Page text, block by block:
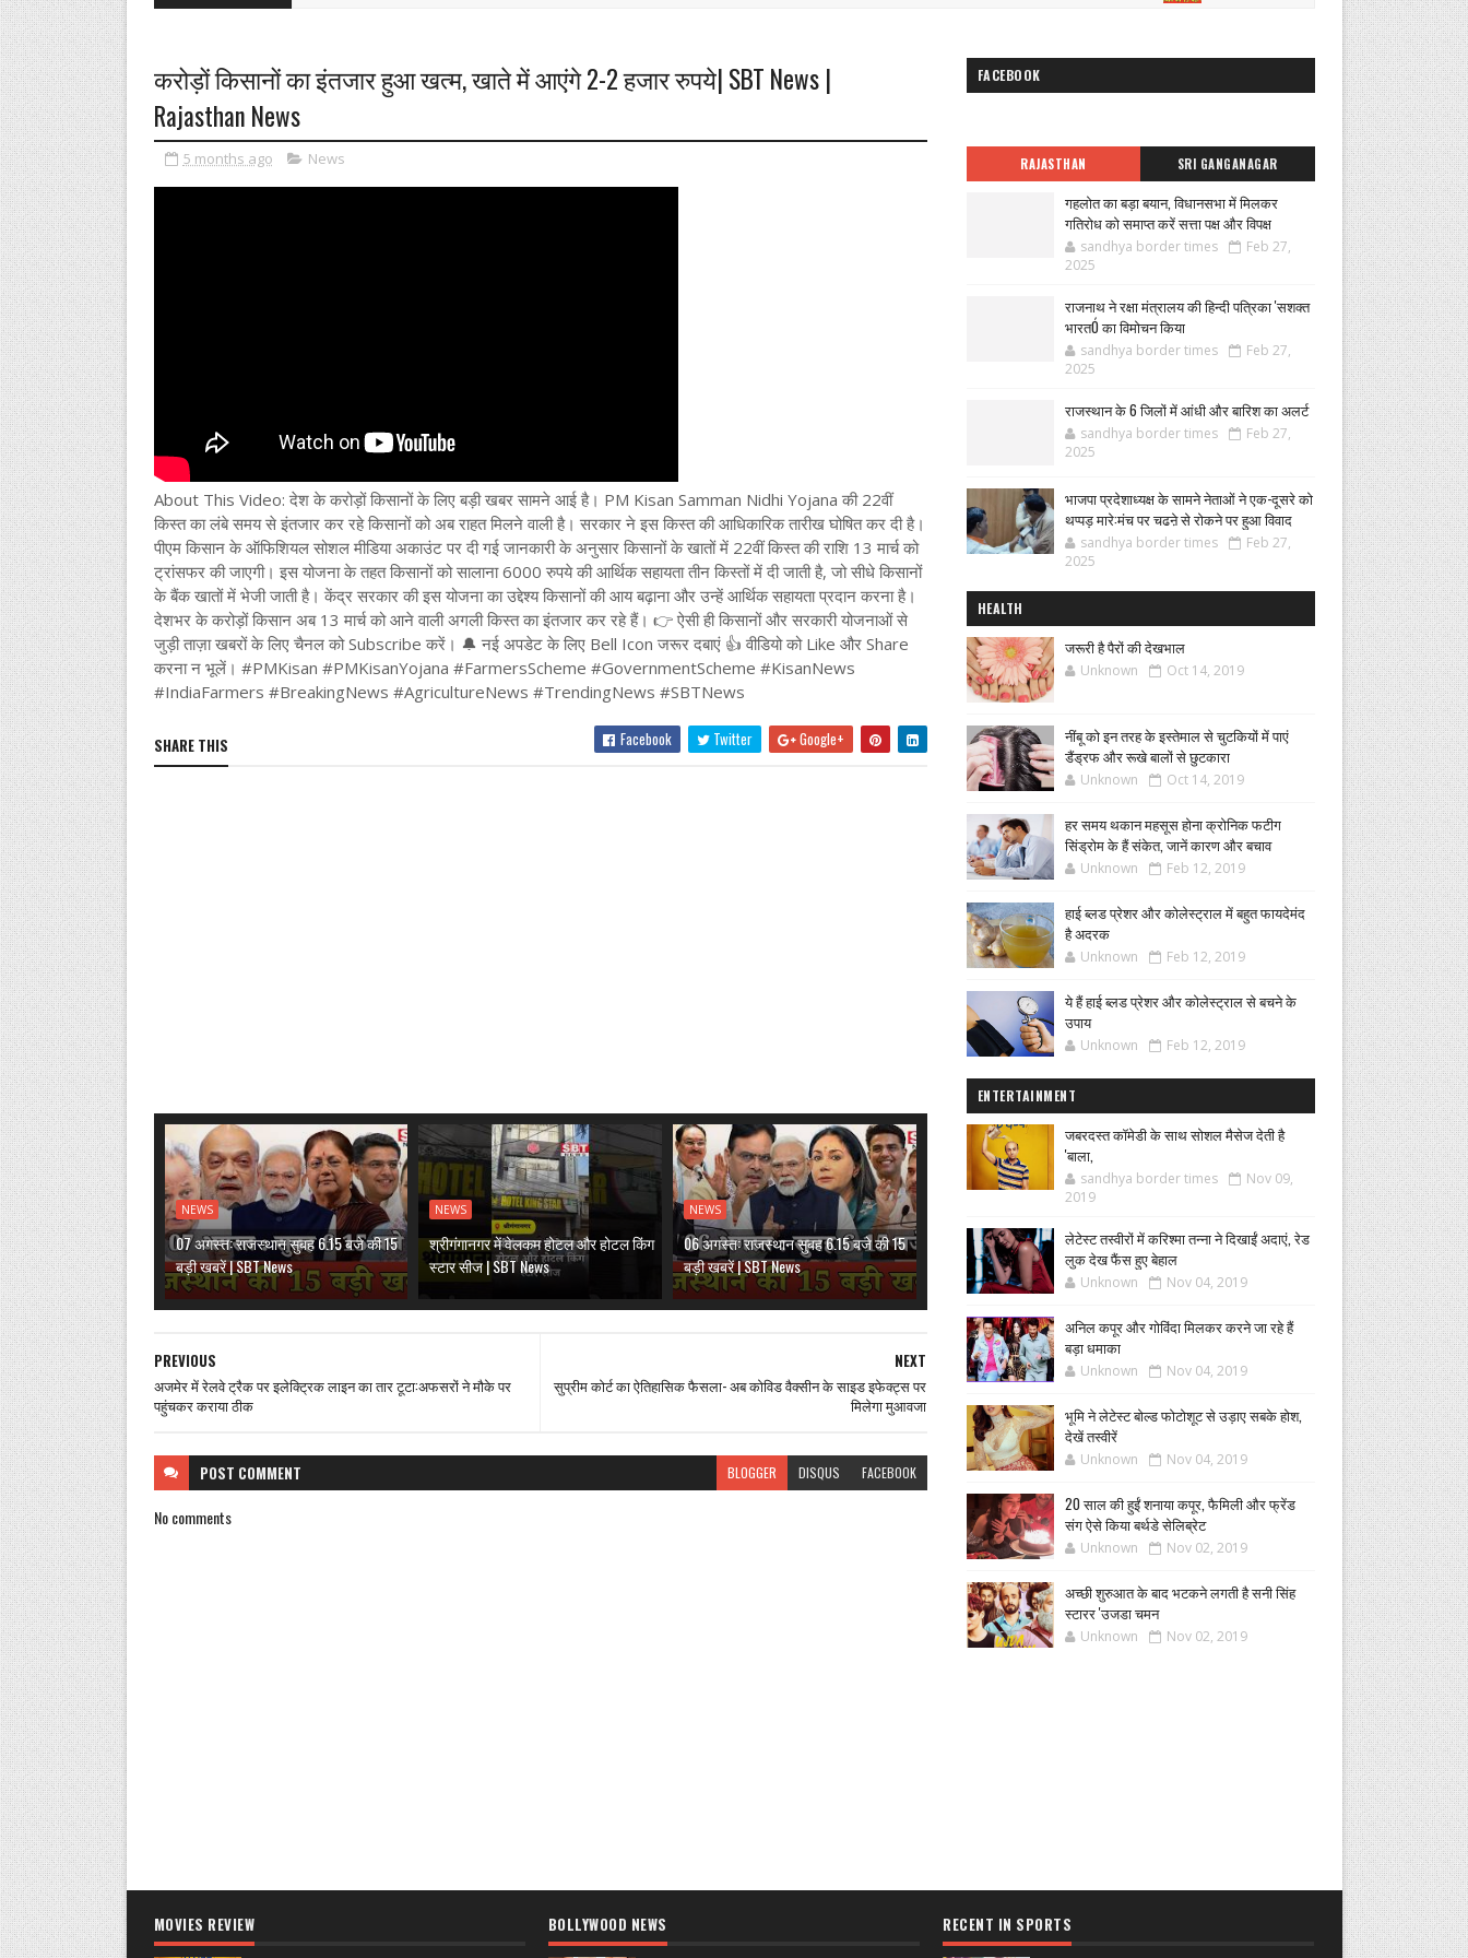
करोड़ों किसानों का इंतजार हुआ खत्म, खाते में आएंगे 2-2 हजार रुपये| SBT News |
Rajasthan News
5 months ago News
About This Video: देश के करोड़ों किसानों के लिए बड़ी खबर सामने आई है। PM Kisan Samman Nidhi Yojana की 22वीं
किस्त का लंबे समय से इंतजार कर रहे किसानों को अब राहत मिलने वाली है। सरकार ने इस किस्त की आधिकारिक तारीख घोषित कर दी है।
पीएम किसान के ऑफिशियल सोशल मीडिया अकाउंट पर दी गई जानकारी के अनुसार किसानों के खातों में 22वीं किस्त की राशि 13 मार्च को
ट्रांसफर की जाएगी। इस योजना के तहत किसानों को सालाना 6000 रुपये की आर्थिक सहायता तीन किस्तों में दी जाती है, जो सीधे किसानों
के बैंक खातों में भेजी जाती है। केंद्र सरकार की इस योजना का उद्देश्य किसानों की आय बढ़ाना और उन्हें आर्थिक सहायता प्रदान करना है।
देशभर के करोड़ों किसान अब 13 मार्च को आने वाली अगली किस्त का इंतजार कर रहे हैं। 👉 ऐसी ही किसानों और सरकारी योजनाओं से
जुड़ी ताज़ा खबरों के लिए चैनल को Subscribe करें। 🔔 नई अपडेट के लिए Bell Icon जरूर दबाएं 👍 वीडियो को Like और Share
करना न भूलें। #PMKisan #PMKisanYojana #FarmersScheme #GovernmentScheme #KisanNews
#IndiaFarmers #BreakingNews #AgricultureNews #TrendingNews #SBTNews
SHARE THIS Facebook Twitter Google+
NEWS
07 अगस्त: राजस्थान सुबह 6.15 बजे की 15
बड़ी खबरें | SBT News
NEWS
श्रीगंगानगर में वेलकम होटल और होटल किंग
स्टार सीज | SBT News
NEWS
06 अगस्त: राजस्थान सुबह 6.15 बजे की 15
बड़ी खबरें | SBT News
NEXT
सुप्रीम कोर्ट का ऐतिहासिक फैसला- अब कोविड वैक्सीन के साइड इफेक्ट्स पर
मिलेगा मुआवजा
PREVIOUS
अजमेर में रेलवे ट्रैक पर इलेक्ट्रिक लाइन का तार टूटा:अफसरों ने मौके पर
पहुंचकर कराया ठीक
POST COMMENT BLOGGER DISQUS FACEBOOK
No comments
FACEBOOK
RAJASTHAN SRI GANGANAGAR
गहलोत का बड़ा बयान, विधानसभा में मिलकर
गतिरोध को समाप्त करें सत्ता पक्ष और विपक्ष
sandhya border times
Feb 27,
2025
राजनाथ ने रक्षा मंत्रालय की हिन्दी पत्रिका 'सशक्त
भारतÓ का विमोचन किया
sandhya border times
Feb 27,
2025
राजस्थान के 6 जिलों में आंधी और बारिश का अलर्ट
sandhya border times
Feb 27,
2025
भाजपा प्रदेशाध्यक्ष के सामने नेताओं ने एक-दूसरे को
थप्पड़ मारे:मंच पर चढऩे से रोकने पर हुआ विवाद
sandhya border times
Feb 27,
2025
HEALTH
जरूरी है पैरों की देखभाल
Unknown Oct 14, 2019
नींबू को इन तरह के इस्तेमाल से चुटकियों में पाएं
डैंड्रफ और रूखे बालों से छुटकारा
Unknown Oct 14, 2019
हर समय थकान महसूस होना क्रोनिक फटीग
सिंड्रोम के हैं संकेत, जानें कारण और बचाव
Unknown Feb 12, 2019
हाई ब्लड प्रेशर और कोलेस्ट्राल में बहुत फायदेमंद
है अदरक
Unknown Feb 12, 2019
ये हैं हाई ब्लड प्रेशर और कोलेस्ट्राल से बचने के
उपाय
Unknown Feb 12, 2019
ENTERTAINMENT
जबरदस्त कॉमेडी के साथ सोशल मैसेज देती है
'बाला,
sandhya border times
Nov 09,
2019
लेटेस्ट तस्वीरों में करिश्मा तन्ना ने दिखाईं अदाएं, रेड
लुक देख फैंस हुए बेहाल
Unknown Nov 04, 2019
अनिल कपूर और गोविंदा मिलकर करने जा रहे हैं
बड़ा धमाका
Unknown Nov 04, 2019
भूमि ने लेटेस्ट बोल्ड फोटोशूट से उड़ाए सबके होश,
देखें तस्वीरें
Unknown Nov 04, 2019
20 साल की हुईं शनाया कपूर, फैमिली और फ्रेंड
संग ऐसे किया बर्थडे सेलिब्रेट
Unknown Nov 02, 2019
अच्छी शुरुआत के बाद भटकने लगती है सनी सिंह
स्टारर 'उजडा चमन
Unknown Nov 02, 2019
MOVIES REVIEW
BOLLYWOOD NEWS
RECENT IN SPORTS